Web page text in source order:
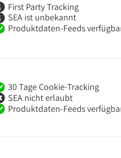
First Party Tracking
SEA ist unbekannt
Produktdaten-Feeds
30 Tage Cookie-Tracking
SEA nicht erlaubt
Produktdaten-Feeds